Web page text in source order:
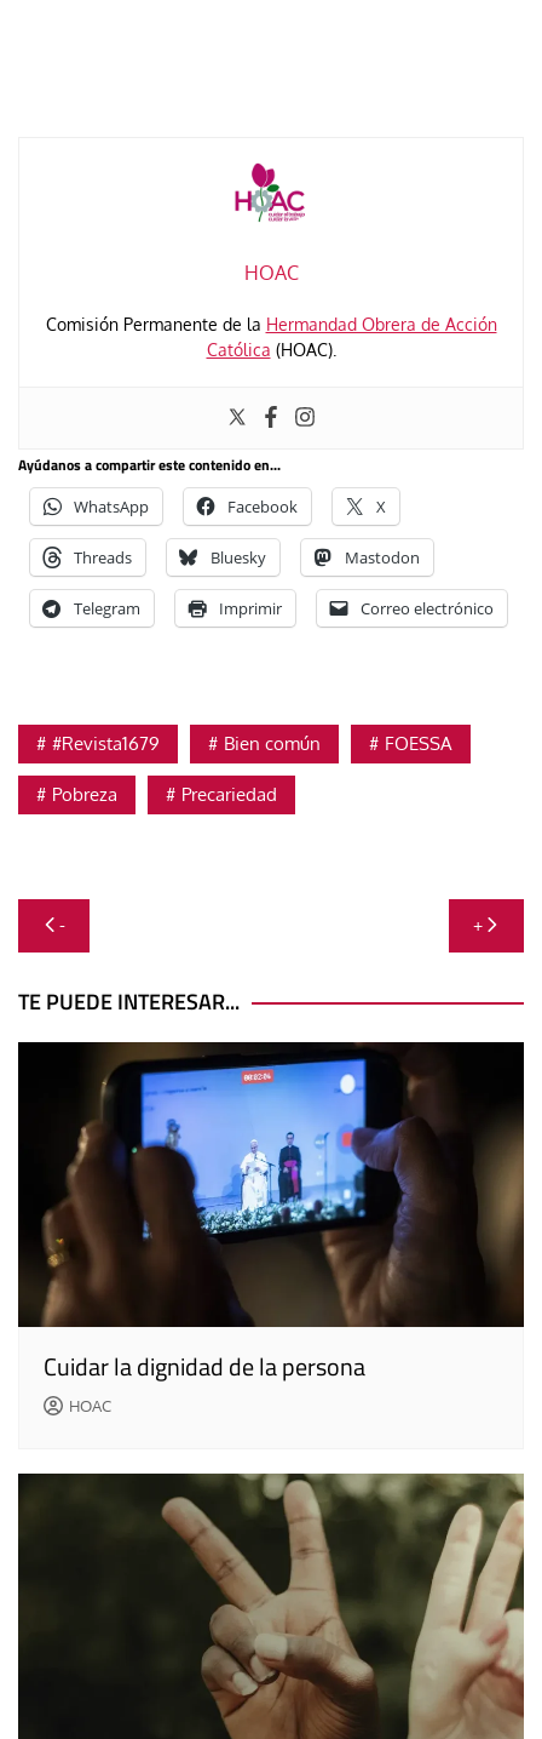
HOAC
Comisión Permanente de la Hermandad Obrera de Acción
Católica (HOAC).
Ayúdanos a compartir este contenido en...
WhatsApp Facebook X
Threads Bluesky Mastodon
Telegram Imprimir Correo electrónico
#Revista1679 Bien común FOESSA
Pobreza Precariedad
Navegación
de
entradas
- +
TE PUEDE INTERESAR...
Cuidar la dignidad de la persona
HOAC